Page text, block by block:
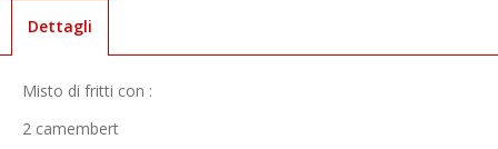
Dettagli
Misto di fritti con :
2 camembert